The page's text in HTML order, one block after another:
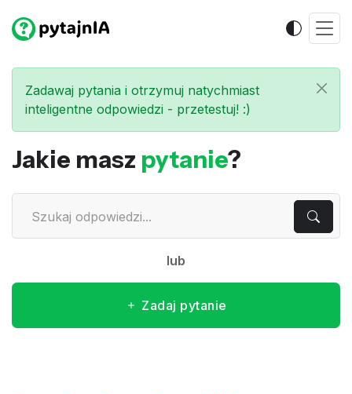
Zadawaj pytania i otrzymuj natychmiast
inteligentne odpowiedzi - przetestuj! :)
Jakie masz pytanie?
lub
Zadaj pytanie